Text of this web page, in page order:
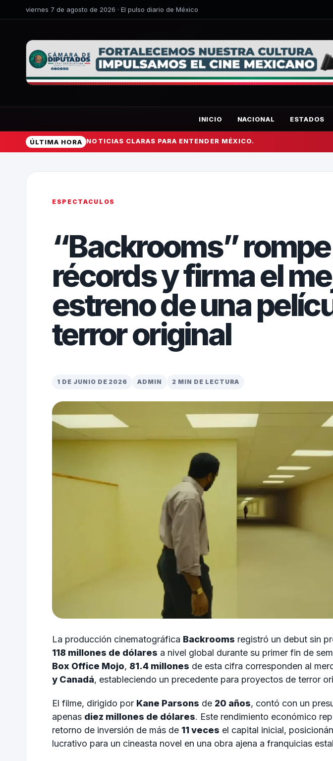
viernes 7 de agosto de 2026 · El pulso diario de México
INICIO NACIONAL ESTADOS
ÚLTIMA HORA NOTICIAS CLARAS PARA ENTENDER MÉXICO.
ESPECTACULOS
“Backrooms” rompe
récords y firma el
estreno de una
terror original
1 DE JUNIO DE 2026 ADMIN 2 MIN DE LECTURA
La producción cinematográfica Backrooms registró un debut sin
118 millones de dólares a nivel global durante su primer fin de
Box Office Mojo, 81.4 millones de esta cifra corresponden al
y Canadá, estableciendo un precedente para proyectos de terror
El filme, dirigido por Kane Parsons de 20 años, contó con un
apenas diez millones de dólares. Este rendimiento económico
retorno de inversión de más de 11 veces el capital inicial,
lucrativo para un cineasta novel en una obra ajena a franquicias